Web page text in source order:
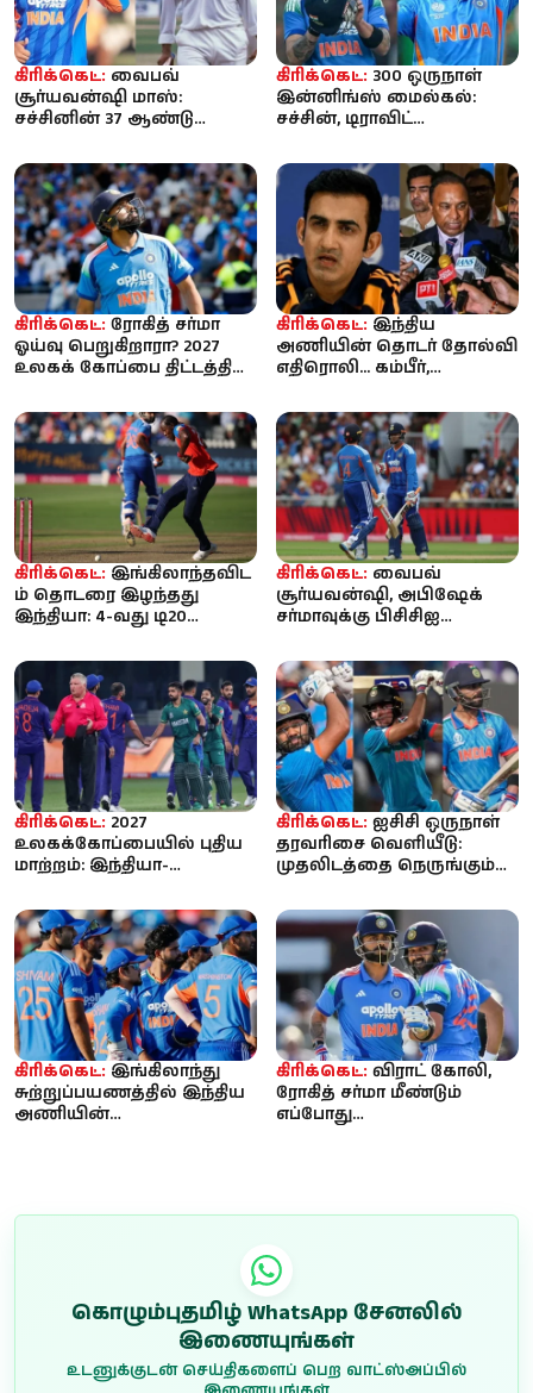
கிரிக்கெட்: வைபவ்
சூர்யவன்ஷி மாஸ்:
சச்சினின் 37 ஆண்டு
உலக கிரிக்கெட்...
கிரிக்கெட்: 300 ஒருநாள்
இன்னிங்ஸ் மைல்கல்:
சச்சின், டிராவிட்
விராட் கோலி
கிரிக்கெட்: ரோகித் சர்மா
ஓய்வு பெறுகிறாரா? 2027
உலகக் கோப்பை திட்டத்தில்
தகவலால்...
கிரிக்கெட்: இந்திய
அணியின் தொடர் தோல்வி
எதிரொலி... கம்பீர்,
ஆலோசனை கூட...
கிரிக்கெட்: இங்கிலாந்தவிட
ம் தொடரை இழந்தது
இந்தியா: 4-வது டி20
வித்தியாசத...
கிரிக்கெட்: வைபவ்
சூர்யவன்ஷி, அபிஷேக்
சர்மாவுக்கு பிசிசிஐ
பந்தையும் சிக்ஸ...
கிரிக்கெட்: 2027
உலகக்கோப்பையில் புதிய
மாற்றம்: இந்தியா-
போட்டிகள் அதிகரிக்...
கிரிக்கெட்: ஐசிசி ஒருநாள்
தரவரிசை வெளியீடு:
முதலிடத்தை நெருங்கும்
ரோக...
கிரிக்கெட்: இங்கிலாந்து
சுற்றுப்பயணத்தில் இந்திய
அணியின்
கிரிக்கெட்: விராட் கோலி,
ரோகித் சர்மா மீண்டும்
எப்போது
கொழும்புதமிழ் WhatsApp சேனலில்
இணையுங்கள்
உடனுக்குடன் செய்திகளைப் பெற வாட்ஸ்அப்பில்